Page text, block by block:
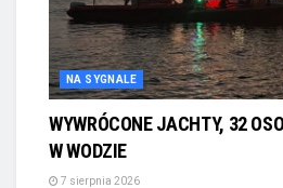
NA SYGNALE
WYWRÓCONE JACHTY, 32
W WODZIE
7 sierpnia 2026